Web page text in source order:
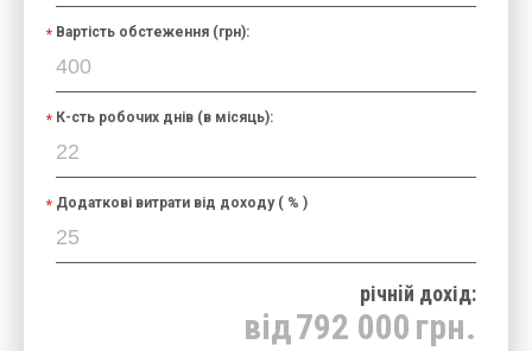
Вартість обстеження (грн):
К-сть робочих днів (в місяць):
Додаткові витрати від доходу ( % )
річнiй дохід:
від792 000 грн.